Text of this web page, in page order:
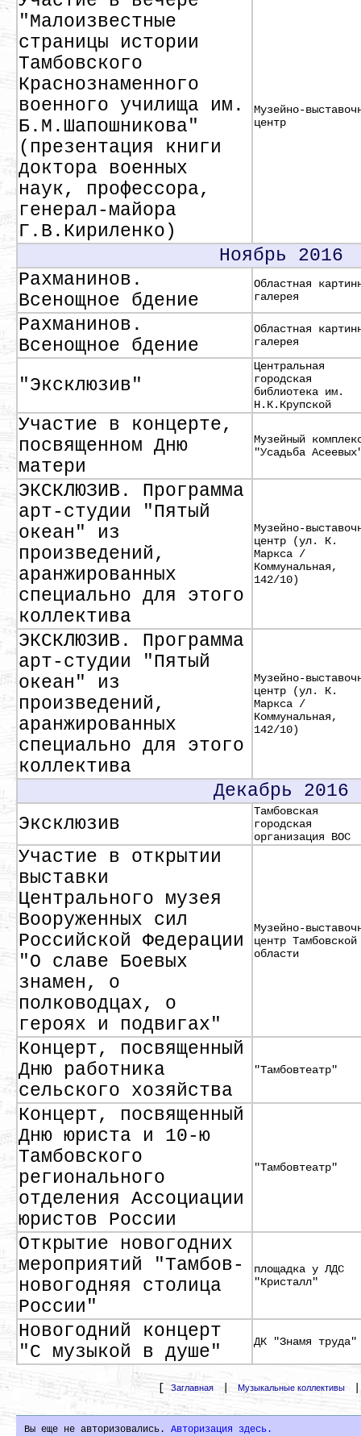
"Малоизвестные
страницы истории
Тамбовского
Краснознаменного
военного училища им.
Б.М.Шапошникова"
(презентация книги
доктора военных
наук, профессора,
генерал-майора
Г.В.Кириленко)
Музейно-
центр
Ноябрь 2016
Рахманинов.
Всенощное бдение
Областная
галерея
Рахманинов.
Всенощное бдение
Областная
галерея
"Эксклюзив"
Центральная
городская
библиотека им.
Н.К.Крупской
Участие в концерте,
посвященном Дню
матери
Музейный
"Усадьба
ЭКСКЛЮЗИВ. Программа
арт-студии "Пятый
океан" из
произведений,
аранжированных
специально для этого
коллектива
Музейно-
центр (ул. К.
Маркса /
Коммунальная,
142/10)
ЭКСКЛЮЗИВ. Программа
арт-студии "Пятый
океан" из
произведений,
аранжированных
специально для этого
коллектива
Музейно-
центр (ул. К.
Маркса /
Коммунальная,
142/10)
Декабрь 2016
Эксклюзив
Тамбовская
городская
организация ВОС
Участие в открытии
выставки
Центрального музея
Вооруженных сил
Российской Федерации
"О славе Боевых
знамен, о
полководцах, о
героях и подвигах"
Музейно-
центр Тамбовской
области
Концерт, посвященный
Дню работника
сельского хозяйства
"Тамбовтеатр"
Концерт, посвященный
Дню юриста и 10-ю
Тамбовского
регионального
отделения Ассоциации
юристов России
"Тамбовтеатр"
Открытие новогодних
мероприятий "Тамбов-
новогодняя столица
России"
площадка у ЛДС
"Кристалл"
Новогодний концерт
"С музыкой в душе"
ДК "Знамя труда"
[ Заглавная Музыкальные коллективы
Вы еще не авторизовались. Авторизация здесь.